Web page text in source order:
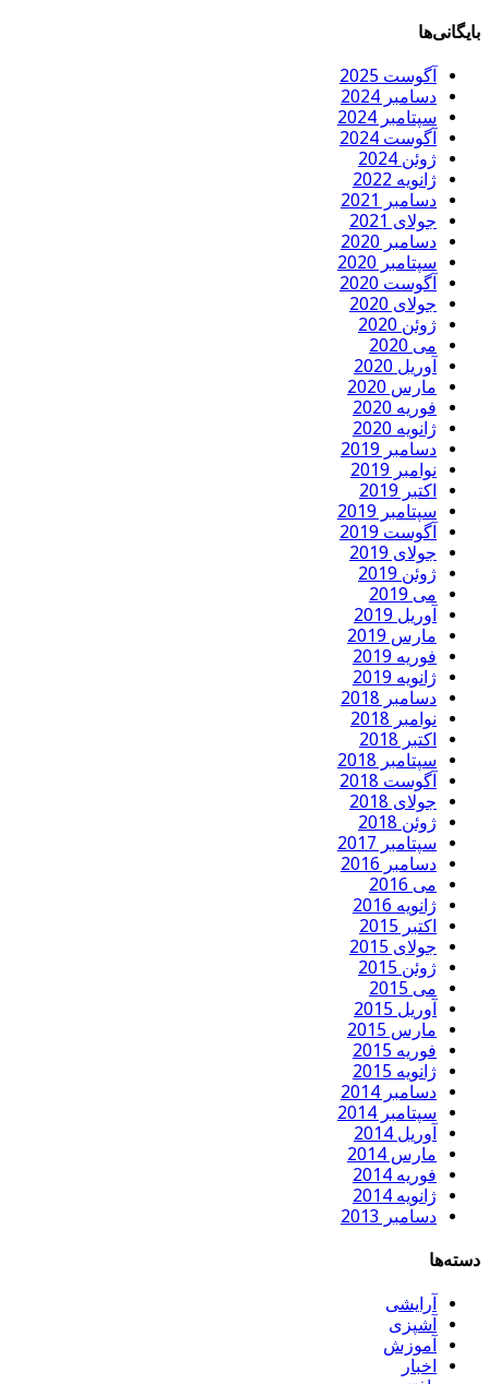
بایگانی‌ها
آگوست 2025
دسامبر 2024
سپتامبر 2024
آگوست 2024
ژوئن 2024
ژانویه 2022
دسامبر 2021
جولای 2021
دسامبر 2020
سپتامبر 2020
آگوست 2020
جولای 2020
ژوئن 2020
می 2020
آوریل 2020
مارس 2020
فوریه 2020
ژانویه 2020
دسامبر 2019
نوامبر 2019
اکتبر 2019
سپتامبر 2019
آگوست 2019
جولای 2019
ژوئن 2019
می 2019
آوریل 2019
مارس 2019
فوریه 2019
ژانویه 2019
دسامبر 2018
نوامبر 2018
اکتبر 2018
سپتامبر 2018
آگوست 2018
جولای 2018
ژوئن 2018
سپتامبر 2017
دسامبر 2016
می 2016
ژانویه 2016
اکتبر 2015
جولای 2015
ژوئن 2015
می 2015
آوریل 2015
مارس 2015
فوریه 2015
ژانویه 2015
دسامبر 2014
سپتامبر 2014
آوریل 2014
مارس 2014
فوریه 2014
ژانویه 2014
دسامبر 2013
دسته‌ها
آرایشی
آشپزی
آموزش
اخبار